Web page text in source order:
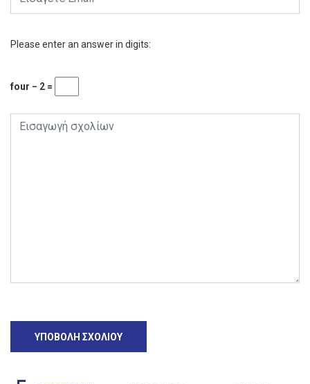
Please enter an answer in digits:
four − 2 =